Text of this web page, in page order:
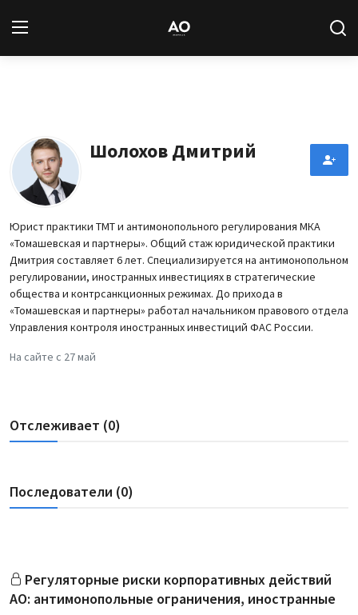
Новости
Статьи
Архив
База знаний
Подписка
Шолохов Дмитрий
Юрист практики ТМТ и антимонопольного регулирования МКА
«Томашевская и партнеры». Общий стаж юридической практики
Дмитрия составляет 6 лет. Специализируется на антимонопольном
регулировании, иностранных инвестициях в стратегические
общества и контрсанкционных режимах. До прихода в
«Томашевская и партнеры» работал начальником правового отдела
Управления контроля иностранных инвестиций ФАС России.
На сайте с 27 май
Отслеживает (0)
Последователи (0)
Регуляторные риски корпоративных действий
АО: антимонопольные ограничения, иностранные